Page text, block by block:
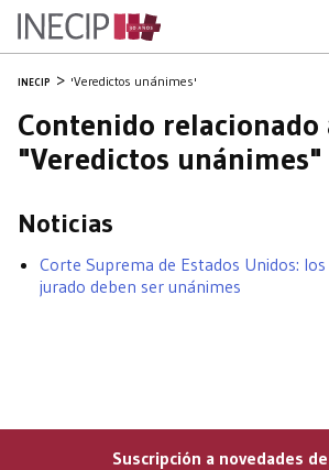
INECIP 'Veredictos unánimes'
Contenido relacionado
"Veredictos unánimes"
Noticias
Corte Suprema de Estados Unidos:
jurado deben ser unánimes
Suscripción a novedades de